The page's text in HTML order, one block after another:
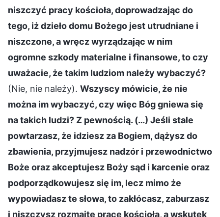
niszczyć pracy kościoła, doprowadzając do
tego, iż dzieło domu Bożego jest utrudniane i
niszczone, a wręcz wyrządzając w nim
ogromne szkody materialne i finansowe, to czy
uważacie, że takim ludziom należy wybaczyć?
(Nie, nie należy). Wszyscy mówicie, że nie
można im wybaczyć, czy więc Bóg gniewa się
na takich ludzi? Z pewnością. (…) Jeśli stale
powtarzasz, że idziesz za Bogiem, dążysz do
zbawienia, przyjmujesz nadzór i przewodnictwo
Boże oraz akceptujesz Boży sąd i karcenie oraz
podporządkowujesz się im, lecz mimo że
wypowiadasz te słowa, to zakłócasz, zaburzasz
i niszczysz rozmaite prace kościoła, a wskutek